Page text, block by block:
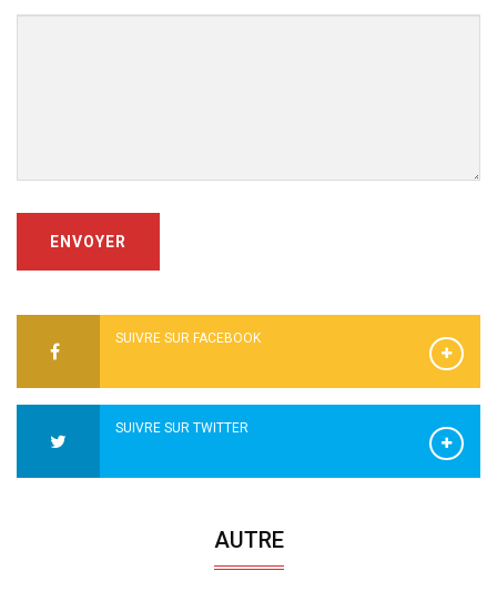
ENVOYER
SUIVRE SUR FACEBOOK
SUIVRE SUR TWITTER
AUTRE